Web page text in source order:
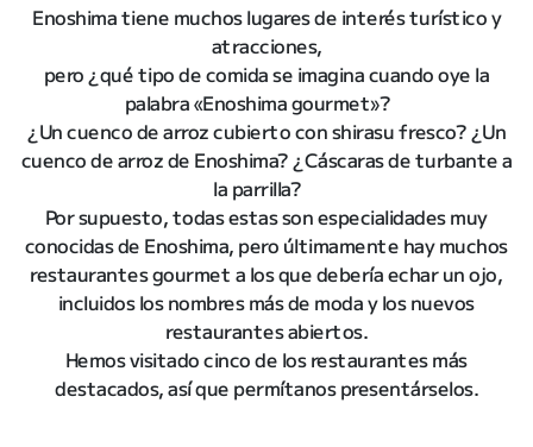
Enoshima tiene muchos lugares de interés turístico y
atracciones,
pero ¿qué tipo de comida se imagina cuando oye la
palabra «Enoshima gourmet»?
¿Un cuenco de arroz cubierto con shirasu fresco? ¿Un
cuenco de arroz de Enoshima? ¿Cáscaras de turbante a
la parrilla?
Por supuesto, todas estas son especialidades muy
conocidas de Enoshima, pero últimamente hay muchos
restaurantes gourmet a los que debería echar un ojo,
incluidos los nombres más de moda y los nuevos
restaurantes abiertos.
Hemos visitado cinco de los restaurantes más
destacados, así que permítanos presentárselos.